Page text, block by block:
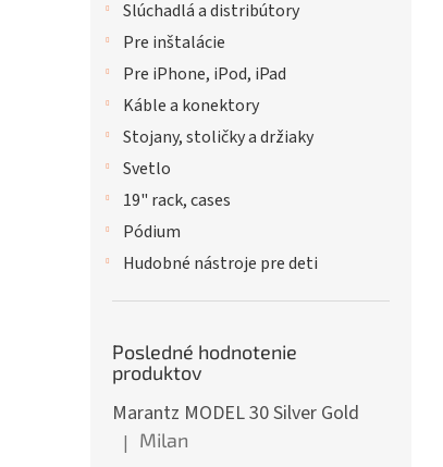
Slúchadlá a distribútory
Pre inštalácie
Pre iPhone, iPod, iPad
Káble a konektory
Stojany, stoličky a držiaky
Svetlo
19" rack, cases
Pódium
Hudobné nástroje pre deti
Posledné hodnotenie
produktov
Marantz MODEL 30 Silver Gold
Hodnotenie produktu je 5 z 5 hviezdičiek.
| Milan